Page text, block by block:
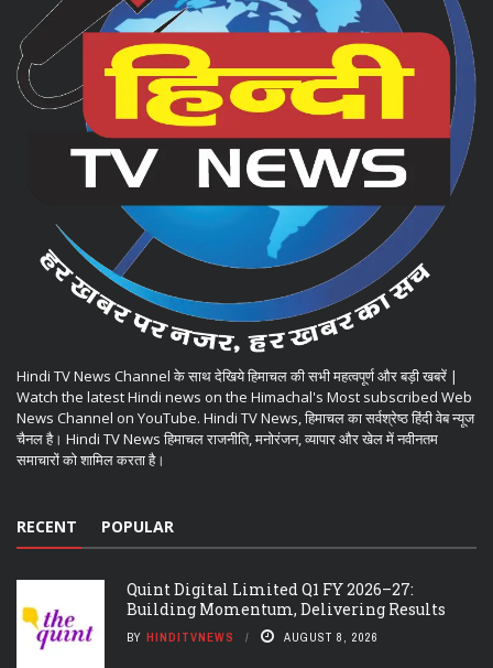
Hindi TV News Channel के साथ देखिये हिमाचल की सभी महत्वपूर्ण और बड़ी खबरें |
Watch the latest Hindi news on the Himachal's Most subscribed Web
News Channel on YouTube. Hindi TV News, हिमाचल का सर्वश्रेष्ठ हिंदी वेब न्यूज
चैनल है। Hindi TV News हिमाचल राजनीति, मनोरंजन, व्यापार और खेल में नवीनतम
समाचारों को शामिल करता है।
RECENT POPULAR
Quint Digital Limited Q1 FY 2026–27:
Building Momentum, Delivering Results
BY HINDITVNEWS AUGUST 8, 2026